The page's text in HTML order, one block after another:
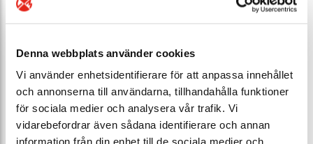
Denna webbplats använder cookies
Vi använder enhetsidentifierare för att anpassa innehållet
och annonserna till användarna, tillhandahålla funktioner
för sociala medier och analysera vår trafik. Vi
vidarebefordrar även sådana identifierare och annan
information från din enhet till de sociala medier och
Bygglängd (mm) 56 mm
Vikt (kg) 0,30
Lagersaldo 0 st - kontakta oss